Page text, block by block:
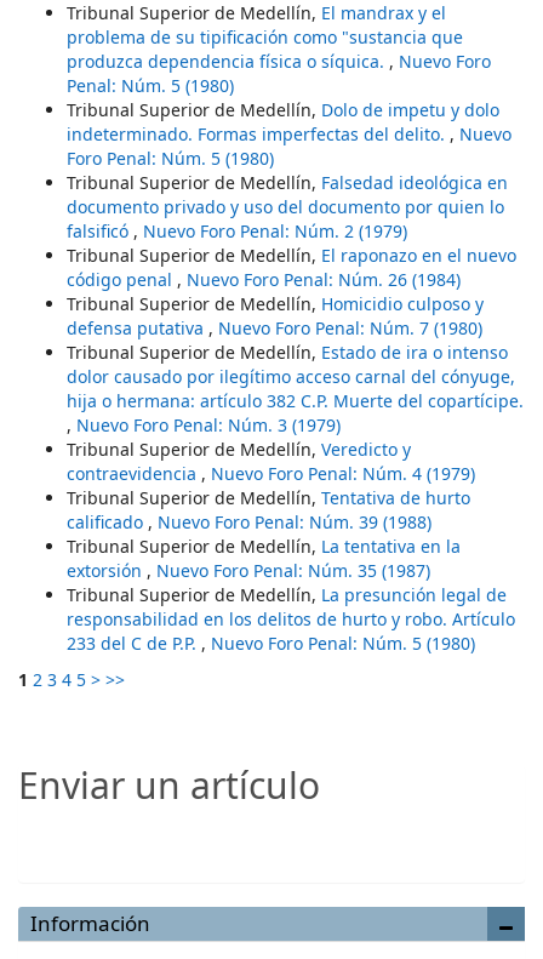
Tribunal Superior de Medellín, El mandrax y el
problema de su tipificación como "sustancia que
produzca dependencia física o síquica. , Nuevo Foro
Penal: Núm. 5 (1980)
Tribunal Superior de Medellín, Dolo de impetu y dolo
indeterminado. Formas imperfectas del delito. , Nuevo
Foro Penal: Núm. 5 (1980)
Tribunal Superior de Medellín, Falsedad ideológica en
documento privado y uso del documento por quien lo
falsificó , Nuevo Foro Penal: Núm. 2 (1979)
Tribunal Superior de Medellín, El raponazo en el nuevo
código penal , Nuevo Foro Penal: Núm. 26 (1984)
Tribunal Superior de Medellín, Homicidio culposo y
defensa putativa , Nuevo Foro Penal: Núm. 7 (1980)
Tribunal Superior de Medellín, Estado de ira o intenso
dolor causado por ilegítimo acceso carnal del cónyuge,
hija o hermana: artículo 382 C.P. Muerte del copartícipe.
, Nuevo Foro Penal: Núm. 3 (1979)
Tribunal Superior de Medellín, Veredicto y
contraevidencia , Nuevo Foro Penal: Núm. 4 (1979)
Tribunal Superior de Medellín, Tentativa de hurto
calificado , Nuevo Foro Penal: Núm. 39 (1988)
Tribunal Superior de Medellín, La tentativa en la
extorsión , Nuevo Foro Penal: Núm. 35 (1987)
Tribunal Superior de Medellín, La presunción legal de
responsabilidad en los delitos de hurto y robo. Artículo
233 del C de P.P. , Nuevo Foro Penal: Núm. 5 (1980)
1 2 3 4 5 > >>
Enviar un artículo
Información